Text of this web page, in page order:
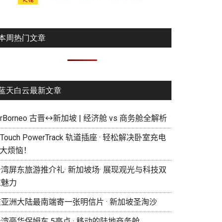
周热门文章
天白云最新文章
古晋↔新加坡 | 经济舱 vs 商务舱全解析
PowerTrack 轨道插座 · 轻松解决卧室充电
烦恼！
屏东旅游推介礼· 新加坡场· 展现观光与科技双
力
洲大陆最南端寄一张明信片 · 新加坡圣淘沙